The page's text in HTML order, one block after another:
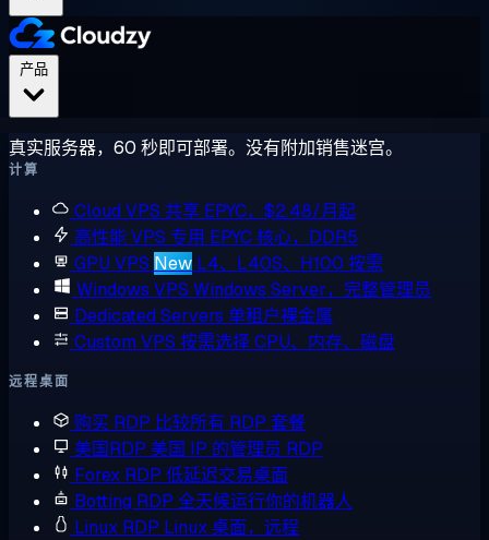
真实服务器，60 秒即可部署。没有附加销售迷宫。
计算
Cloud VPS 共享 EPYC，$2.48/月起
高性能 VPS 专用 EPYC 核心，DDR5
GPU VPS New L4、L40S、H100 按需
Windows VPS Windows Server，完整管理员
Dedicated Servers 单租户裸金属
Custom VPS 按需选择 CPU、内存、磁盘
远程桌面
购买 RDP 比较所有 RDP 套餐
美国RDP 美国 IP 的管理员 RDP
Forex RDP 低延迟交易桌面
Botting RDP 全天候运行你的机器人
Linux RDP Linux 桌面，远程